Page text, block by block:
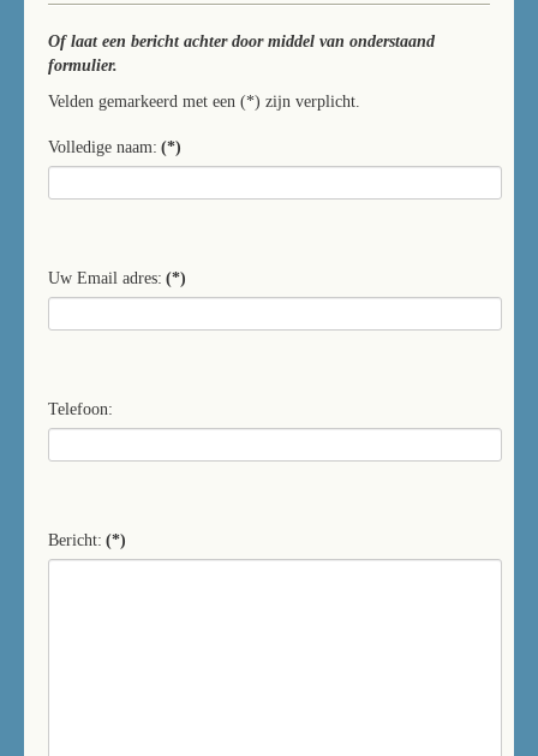
Of laat een bericht achter door middel van onderstaand
formulier.
Velden gemarkeerd met een (*) zijn verplicht.
Volledige naam: (*)
Uw Email adres: (*)
Telefoon:
Bericht: (*)